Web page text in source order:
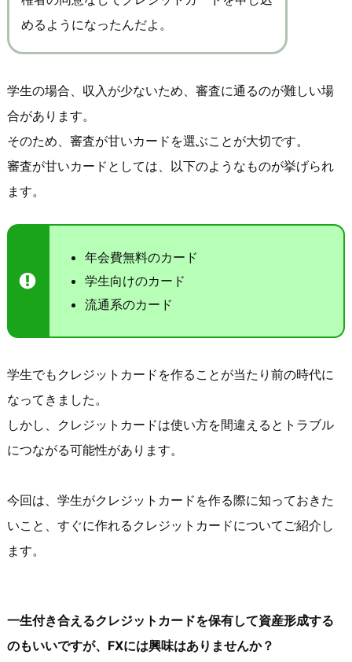
めるようになったんだよ。
学生の場合、収入が少ないため、審査に通るのが難しい場
合があります。
そのため、審査が甘いカードを選ぶことが大切です。
審査が甘いカードとしては、以下のようなものが挙げられ
ます。
年会費無料のカード
学生向けのカード
流通系のカード
学生でもクレジットカードを作ることが当たり前の時代に
なってきました。
しかし、クレジットカードは使い方を間違えるとトラブル
につながる可能性があります。
今回は、学生がクレジットカードを作る際に知っておきた
いこと、すぐに作れるクレジットカードについてご紹介し
ます。
一生付き合えるクレジットカードを保有して資産形成する
のもいいですが、FXには興味はありませんか？